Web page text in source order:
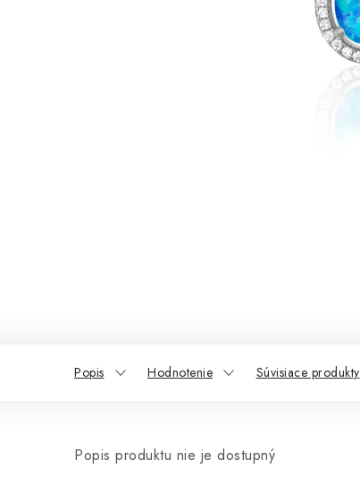
Popis Hodnotenie Súvisiace produkty
Popis produktu nie je dostupný